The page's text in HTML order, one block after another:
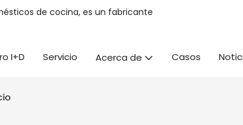
de cocina, es un fabricante
I+D Servicio Acerca de Casos